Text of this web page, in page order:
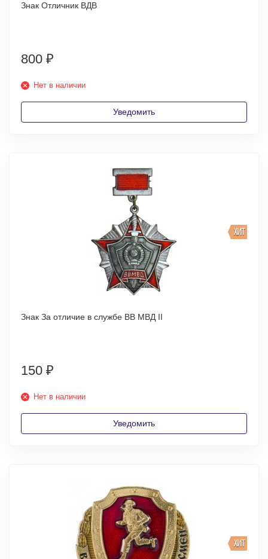
Знак Отличник ВДВ
800 ₽
Нет в наличии
Уведомить
ХИТ
Знак За отличие в службе ВВ МВД II
150 ₽
Нет в наличии
Уведомить
ХИТ